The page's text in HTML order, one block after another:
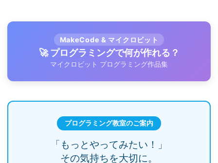
MakeCode & マイクロビット
🚀 プログラミングで何が作れる？
マイクロビット プログラミング作品集
プログラミング教室のご案内
「もっとやってみたい！」
その気持ちを大切に。